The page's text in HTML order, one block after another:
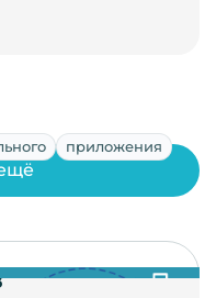
приложения